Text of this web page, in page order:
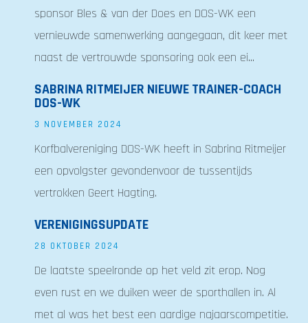
sponsor Bles & van der Does en DOS-WK een
vernieuwde samenwerking aangegaan, dit keer met
naast de vertrouwde sponsoring ook een ei...
SABRINA RITMEIJER NIEUWE TRAINER-COACH
DOS-WK
3 NOVEMBER 2024
Korfbalvereniging DOS-WK heeft in Sabrina Ritmeijer
een opvolgster gevondenvoor de tussentijds
vertrokken Geert Hagting.
VERENIGINGSUPDATE
28 OKTOBER 2024
De laatste speelronde op het veld zit erop. Nog
even rust en we duiken weer de sporthallen in. Al
met al was het best een aardige najaarscompetitie.